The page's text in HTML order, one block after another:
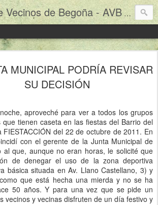
Vecinos de Begoña - AVB El blog
MUNICIPAL PODRÍA REVISAR
SU DECISIÓN
aproveché para ver a todos los grupos
tienen caseta en las fiestas del Barrio del
FIESTACCIÓN del 22 de octubre de 2011. En
con el gerente de la Junta Municipal de
al que, aunque no eran horas, le solicité que
de denegar el uso de la zona deportiva
básica situada en Av. Llano Castellano, 3) y
que está hecha una mierda y no se ha
50 años. Y para una vez que se pide un
vecinos y vecinas disfruten de un día festivo y